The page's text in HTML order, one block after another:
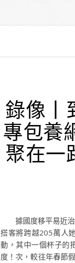
錄像丨
專包養
聚在一
據國度移平易近
搭客將跨越205萬人
動，其中一個杯子的
度！次，較往年春節